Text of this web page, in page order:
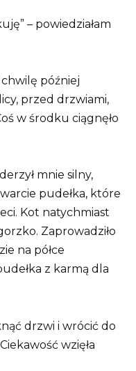
– powiedziałam
później
przed drzwiami,
w środku ciągnęło
mnie silny,
pudełka, które
Kot natychmiast
Zaprowadziło
na półce
z karmą dla
drzwi i wrócić do
wzięła